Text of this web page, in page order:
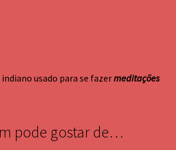
usado para se fazermeditações
pode gostar de…